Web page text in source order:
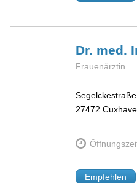
Dr. med.
Frauenärztin
27472
Empfehlen